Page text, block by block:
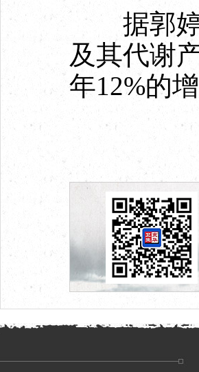
据郭婷
及其代谢
年12%的